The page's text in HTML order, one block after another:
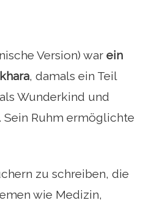
Version) war ein
, damals ein Teil
Wunderkind und
Ruhm ermöglichte
zu schreiben, die
wie Medizin,